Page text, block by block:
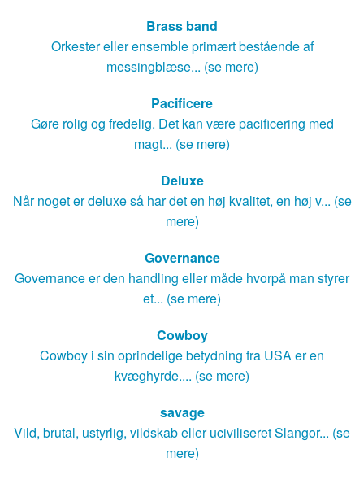
Brass band
Orkester eller ensemble primært bestående af
messingblæse... (se mere)
Pacificere
Gøre rolig og fredelig. Det kan være pacificering med
magt... (se mere)
Deluxe
Når noget er deluxe så har det en høj kvalitet, en høj v... (se
mere)
Governance
Governance er den handling eller måde hvorpå man styrer
et... (se mere)
Cowboy
Cowboy i sin oprindelige betydning fra USA er en
kvæghyrde.... (se mere)
savage
Vild, brutal, ustyrlig, vildskab eller uciviliseret Slangor... (se
mere)